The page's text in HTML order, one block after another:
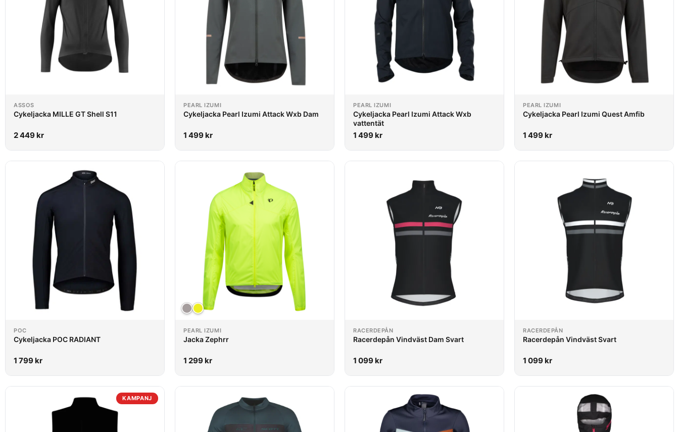
ASSOS
Cykeljacka MILLE GT Shell S11
2 449kr
PEARL IZUMI
Cykeljacka Pearl Izumi Attack Wxb Dam
1 499kr
PEARL IZUMI
Cykeljacka Pearl Izumi Attack Wxb
vattentät
1 499kr
PEARL IZUMI
Cykeljacka Pearl Izumi Quest Amfib
1 499kr
POC
Cykeljacka POC RADIANT
1 799kr
PEARL IZUMI
Jacka Zephrr
1 299kr
RACERDEPÅN
Racerdepån Vindväst Dam Svart
1 099kr
RACERDEPÅN
Racerdepån Vindväst Svart
1 099kr
KAMPANJ